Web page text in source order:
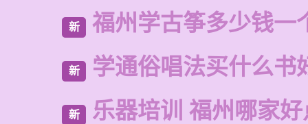
新 福州学古筝多少钱一
新 学通俗唱法买什么书
新 乐器培训 福州哪家